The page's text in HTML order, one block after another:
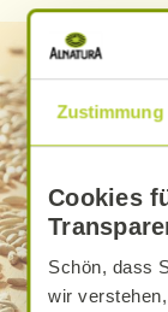
Zustimmung
Cookies
Schön, dass
wir